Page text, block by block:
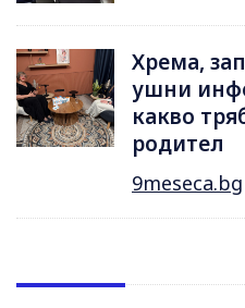
Хрема,
ушни
какво
родител
9meseca.bg